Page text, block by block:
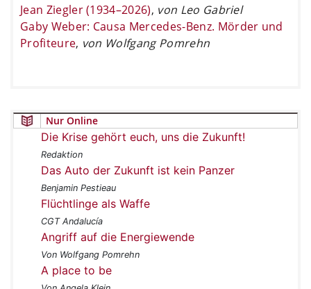
Jean Ziegler (1934–2026), von Leo Gabriel
Gaby Weber: Causa Mercedes-Benz. Mörder und
Profiteure, von Wolfgang Pomrehn
Nur Online
Die Krise gehört euch, uns die Zukunft!
Redaktion
Das Auto der Zukunft ist kein Panzer
Benjamin Pestieau
Flüchtlinge als Waffe
CGT Andalucía
Angriff auf die Energiewende
Von Wolfgang Pomrehn
A place to be